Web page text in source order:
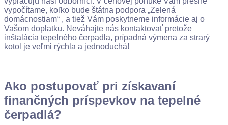
vypočítame, koľko bude štátna podpora „Zelená
domácnostiam“ , a tiež Vám poskytneme informácie aj o
Vašom doplatku. Neváhajte nás kontaktovať pretože
inštalácia tepelného čerpadla, prípadná výmena za strarý
kotol je veľmi rýchla a jednoduchá!
Ako postupovať pri získavaní
finančných príspevkov na tepelné
čerpadlá?